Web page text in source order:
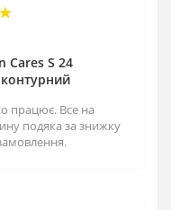
Cares S 24
працює. Все на
подяка за знижку